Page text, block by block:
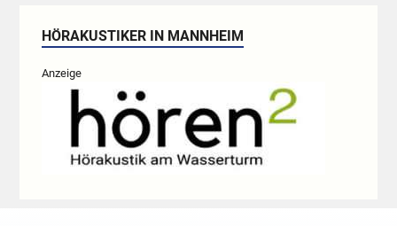
HÖRAKUSTIKER IN MANNHEIM
Anzeige